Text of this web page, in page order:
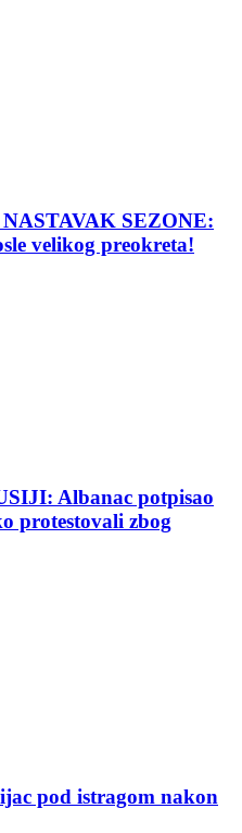
SEZONE:
velikog preokreta!
Albanac potpisao
protestovali zbog
pod istragom nakon